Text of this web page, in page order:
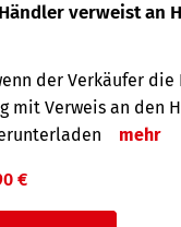
verweist an
der Verkäufer
mit Verweis an den
mehr
€